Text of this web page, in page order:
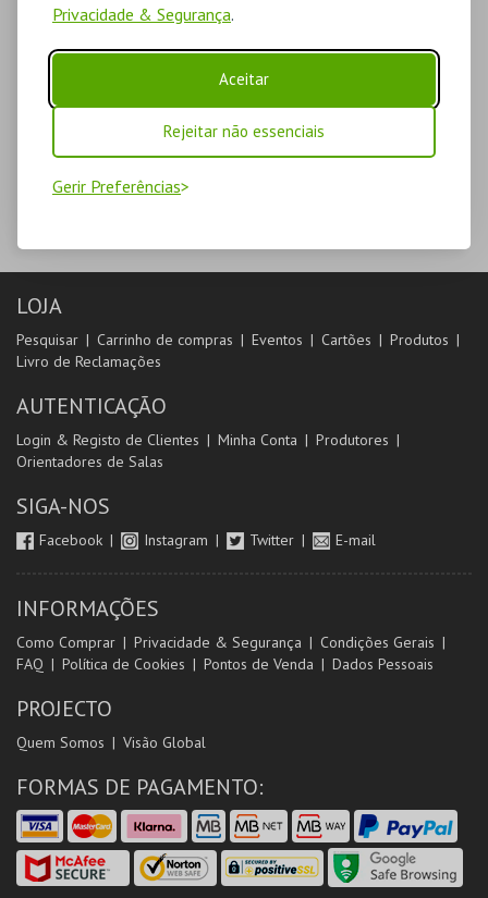
Privacidade & Segurança.
Aceitar
Rejeitar não essenciais
Gerir Preferências
LOJA
Pesquisar Carrinho de compras Eventos Cartões
Produtos
Livro de Reclamações
AUTENTICAÇÃO
Login & Registo de Clientes Minha Conta
Produtores
Orientadores de Salas
SIGA-NOS
Facebook Instagram Twitter E-mail
INFORMAÇÕES
Como Comprar Privacidade & Segurança
Condições Gerais
FAQ
Política de Cookies Pontos de Venda Dados Pessoais
PROJECTO
Quem Somos Visão Global
FORMAS DE PAGAMENTO: